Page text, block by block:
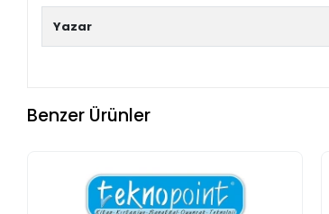
Yazar
Benzer Ürünler